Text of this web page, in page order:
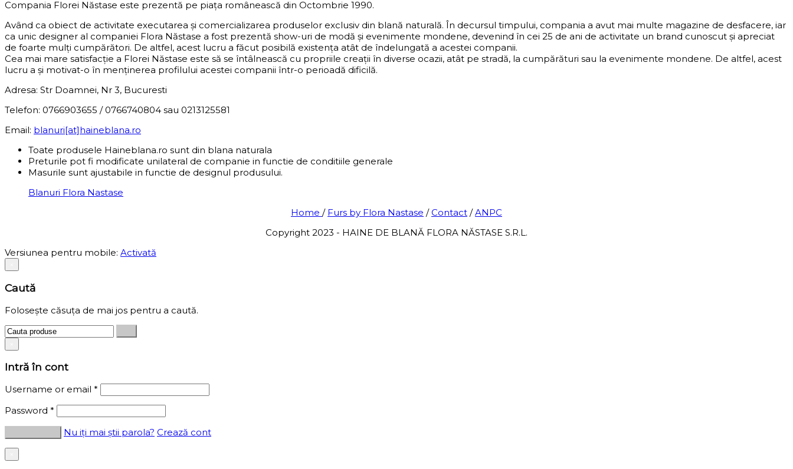
Compania Florei Năstase este prezentă pe piața românească din Octombrie 1990.
Având ca obiect de activitate executarea și comercializarea produselor exclusiv din blană naturală. În decursul timpului, compania a avut mai multe magazine de desfacere, iar
ca unic designer al companiei Flora Năstase a fost prezentă show-uri de modă și evenimente mondene, devenind în cei 25 de ani de activitate un brand cunoscut și apreciat
de foarte mulți cumpărători. De altfel, acest lucru a făcut posibilă existența atât de îndelungată a acestei companii.
Cea mai mare satisfacție a Florei Năstase este să se întâlnească cu propriile creații în diverse ocazii, atât pe stradă, la cumpărături sau la evenimente mondene. De altfel, acest
lucru a și motivat-o în menținerea profilului acestei companii într-o perioadă dificilă.
Adresa: Str Doamnei, Nr 3, Bucuresti
Telefon: 0766903655 / 0766740804 sau 0213125581
Email: blanuri[at]haineblana.ro
Toate produsele Haineblana.ro sunt din blana naturala
Preturile pot fi modificate unilateral de companie in functie de conditiile generale
Masurile sunt ajustabile in functie de designul produsului.
Blanuri Flora Nastase
Home / Furs by Flora Nastase /Contact /ANPC
Copyright 2023 - HAINE DE BLANĂ FLORA NĂSTASE S.R.L.
Versiunea pentru mobile: Activată
Caută
Folosește căsuța de mai jos pentru a caută.
Intră în cont
Username or email *
Password *
Nu iți mai știi parola? Crează cont